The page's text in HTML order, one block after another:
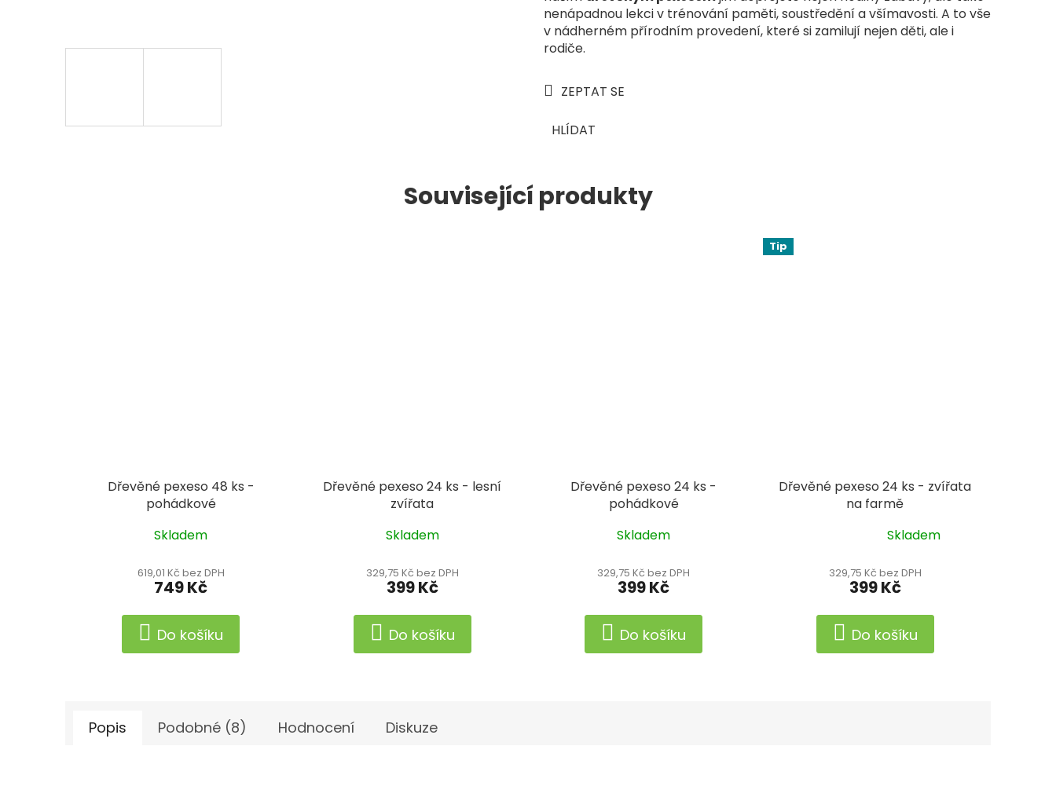
nenápadnou lekci v trénování paměti, soustředění a všímavosti. A to vše
v nádherném přírodním provedení, které si zamilují nejen děti, ale i
rodiče.
ZEPTAT SE
HLÍDAT
Související produkty
Dřevěné pexeso 48 ks -
pohádkové
Skladem
619,01 Kč bez DPH
749 Kč
Do košíku
Dřevěné pexeso 24 ks - lesní
zvířata
Skladem
329,75 Kč bez DPH
399 Kč
Do košíku
Dřevěné pexeso 24 ks -
pohádkové
Skladem
329,75 Kč bez DPH
399 Kč
Do košíku
Tip
Dřevěné pexeso 24 ks - zvířata
na farmě
produktu
hvězdiček.
Skladem
329,75 Kč bez DPH
399 Kč
Do košíku
Popis Podobné (8) Hodnocení Diskuze